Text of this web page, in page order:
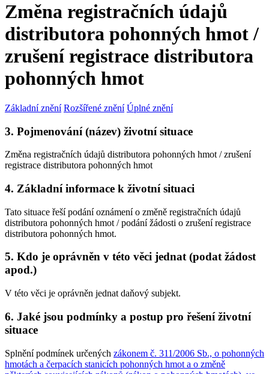
Změna registračních údajů
distributora pohonných hmot /
zrušení registrace distributora
pohonných hmot
Základní znění Rozšířené znění Úplné znění
3. Pojmenování (název) životní situace
Změna registračních údajů distributora pohonných hmot / zrušení
registrace distributora pohonných hmot
4. Základní informace k životní situaci
Tato situace řeší podání oznámení o změně registračních údajů
distributora pohonných hmot / podání žádosti o zrušení registrace
distributora pohonných hmot.
5. Kdo je oprávněn v této věci jednat (podat žádost
apod.)
V této věci je oprávněn jednat daňový subjekt.
6. Jaké jsou podmínky a postup pro řešení životní
situace
Splnění podmínek určených zákonem č. 311/2006 Sb., o pohonných
hmotách a čerpacích stanicích pohonných hmot a o změně